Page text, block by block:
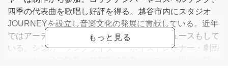
四季の代表曲を歌唱し好評を得る。越谷市内にスタジオ
JOURNEYを設立し音楽文化の発展に貢献している。近年
ではアーティストに楽曲提供をし自らプロデュースもして
いる。シンガーソングライター・ボイストレーナー・劇団